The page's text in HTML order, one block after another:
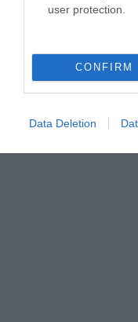
user protection.
CONFIRM
Data Deletion
Nem söpört végig
pékségek körében, mint
drágulások miatt…